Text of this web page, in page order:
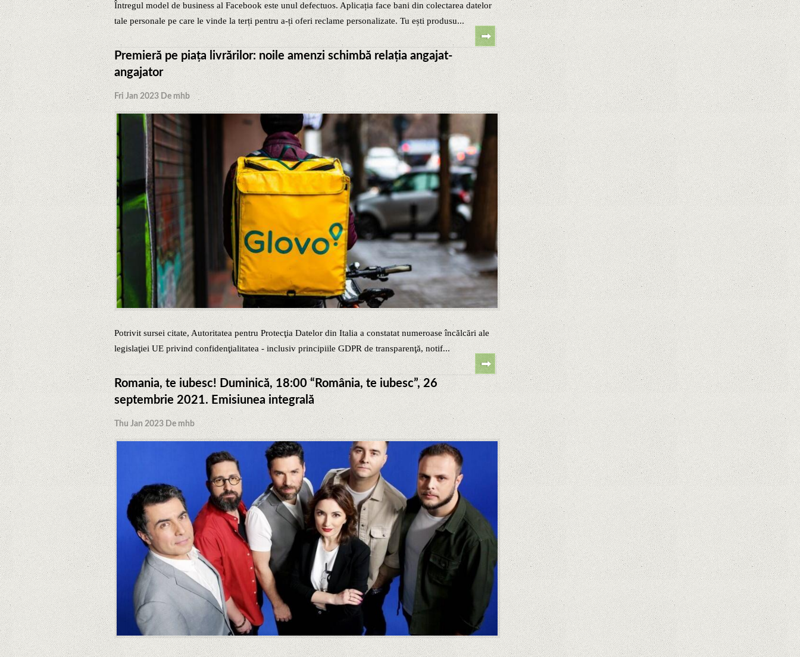
Întregul model de business al Facebook este unul defectuos. Aplicația face bani din colectarea datelor
tale personale pe care le vinde la terți pentru a-ți oferi reclame personalizate. Tu ești produsu...
Premieră pe piaţa livrărilor: noile amenzi schimbă relaţia angajat-
angajator
Fri Jan 2023 De mhb
Potrivit sursei citate, Autoritatea pentru Protecţia Datelor din Italia a constatat numeroase încălcări ale
legislaţiei UE privind confidenţialitatea - inclusiv principiile GDPR de transparenţă, notif...
Romania, te iubesc! Duminică, 18:00 “România, te iubesc”, 26
septembrie 2021. Emisiunea integrală
Thu Jan 2023 De mhb